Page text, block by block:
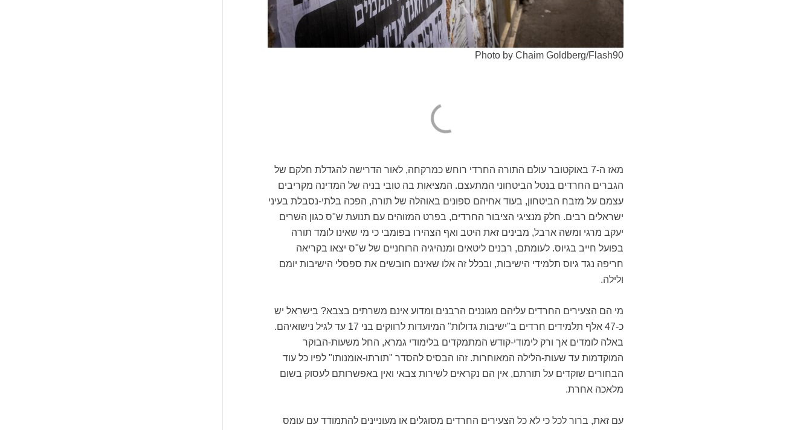
Photo by Chaim Goldberg/Flash90
מאז ה-7 באוקטובר עולם התורה החרדי רוחש כמרקחה, לאור הדרישה להגדלת חלקם של
הגברים החרדים בנטל הביטחוני המתעצם. המציאות בה טובי בניה של המדינה מקריבים
עצמם על מזבח הביטחון, בעוד אחיהם ספונים באוהלה של תורה, הפכה בלתי-נסבלת בעיני
ישראלים רבים. חלק מנציגי הציבור החרדים, בפרט המזוהים עם תנועת ש"ס כגון השרים
יעקב מרגי ומשה ארבל, מבינים זאת היטב ואף הצהירו בפומבי כי מי שאינו לומד תורה
בפועל חייב בגיוס. לעומתם, רבנים ליטאים ומנהיגיה הרוחניים של ש"ס יצאו בקריאה
חריפה נגד גיוס תלמידי הישיבות, ובכלל זה אלו שאינם חובשים את ספסלי הישיבות יומם
ולילה.
מי הם הצעירים החרדים עליהם מגוננים הרבנים ומדוע אינם משרתים בצבא? בישראל יש
כ-47 אלף תלמידים חרדים ב"ישיבות גדולות" המיועדות לרווקים בני 17 עד לגיל נישואיהם.
באלה לומדים אך ורק לימודי-קודש המתמקדים בלימודי גמרא, החל משעות-הבוקר
המוקדמות עד שעות-הלילה המאוחרות. זהו הבסיס להסדר "תורתו-אומנותו" לפיו כל עוד
הבחורים שוקדים על תורתם, אין הם נקראים לשירות צבאי ואין באפשרותם לעסוק בשום
מלאכה אחרת.
עם זאת, ברור לכל כי לא כל הצעירים החרדים מסוגלים או מעוניינים להתמודד עם עומס